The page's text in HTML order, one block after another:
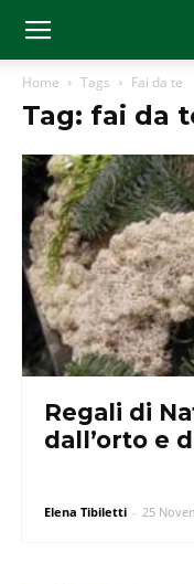
Home Tags Fai da te
Tag: fai da
Regali di
dall’orto e
Elena Tibiletti - 25